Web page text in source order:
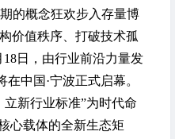
的概念狂欢步入存量博
价值秩序、打破技术孤
18日，由行业前沿力量发
中国·宁波正式启幕。
新行业标准”为时代命
心载体的全新生态矩